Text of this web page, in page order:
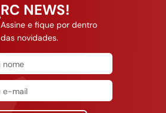
RC NEWS!
Assine e fique por dentro
das novidades.